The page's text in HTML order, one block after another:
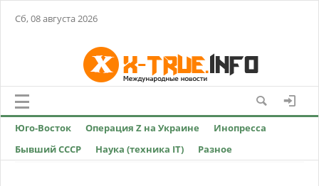
Сб, 08 августа 2026
Юго-Восток Операция Z на Украине
Инопресса
Бывший СССР
Наука (техника IT) Разное